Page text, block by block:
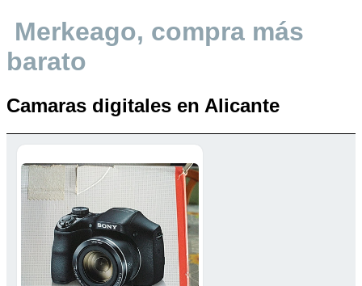
Merkeago, compra más
barato
Camaras digitales en Alicante